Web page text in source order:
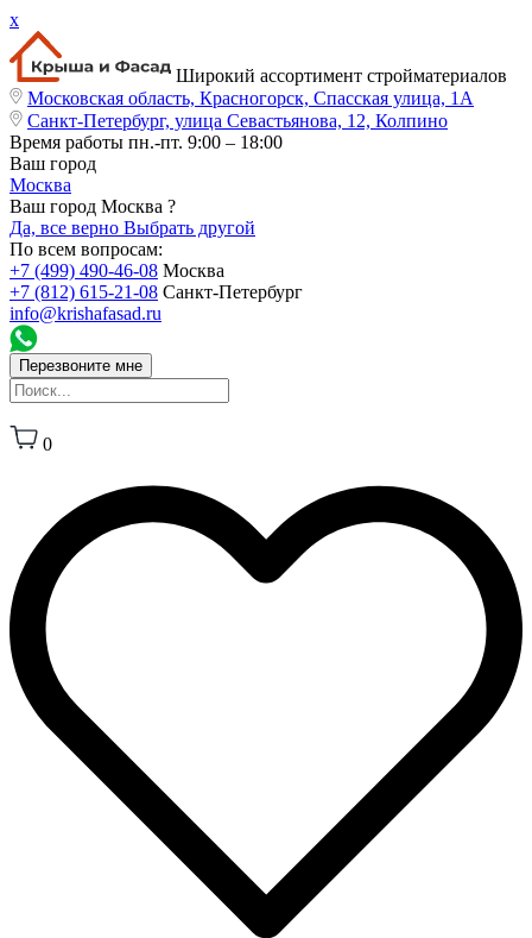
x
Широкий ассортимент стройматериалов
Московская область, Красногорск, Спасская улица, 1А
Санкт-Петербург, улица Севастьянова, 12, Колпино
Время работы пн.-пт. 9:00 – 18:00
Ваш город
Москва
Ваш город Москва ?
Да, все верно Выбрать другой
По всем вопросам:
+7 (499) 490-46-08 Москва
+7 (812) 615-21-08 Санкт-Петербург
info@krishafasad.ru
Перезвоните мне
0